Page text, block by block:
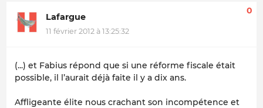
Lafargue
11 février 2012 à 13:25:32
0
(...) et Fabius répond que si une réforme fiscale était
possible, il l’aurait déjà faite il y a dix ans.
Affligeante élite nous crachant son incompétence et